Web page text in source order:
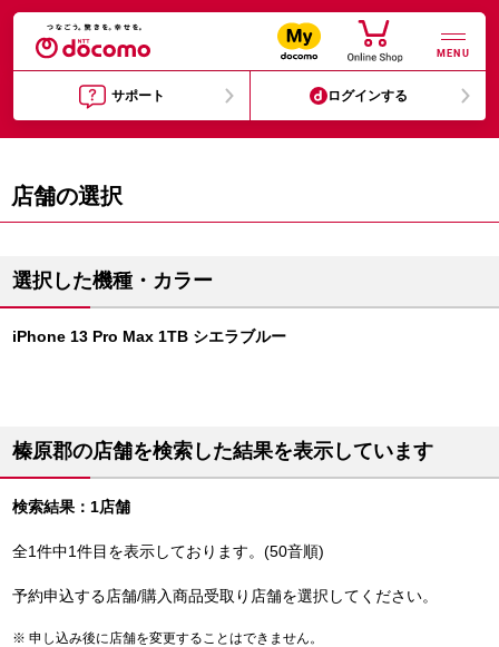
MENU
サポート ログインする
店舗の選択
選択した機種・カラー
iPhone 13 Pro Max 1TB シエラブルー
榛原郡の店舗を検索した結果を表示しています
検索結果：1店舗
全1件中1件目を表示しております。(50音順)
予約申込する店舗/購入商品受取り店舗を選択してください。
申し込み後に店舗を変更することはできません。